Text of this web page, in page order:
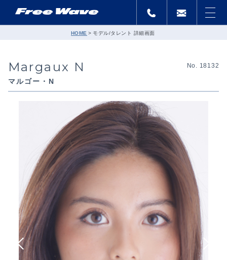
HOME モデル/タレント 詳細画面
Margaux N
マルゴー・N
No. 18132